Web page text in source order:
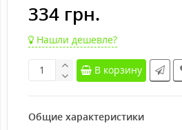
334 грн.
Нашли дешевле?
В корзину
Общие характеристики